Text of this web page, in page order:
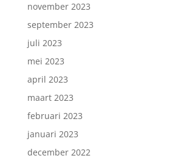
november 2023
september 2023
juli 2023
mei 2023
april 2023
maart 2023
februari 2023
januari 2023
december 2022